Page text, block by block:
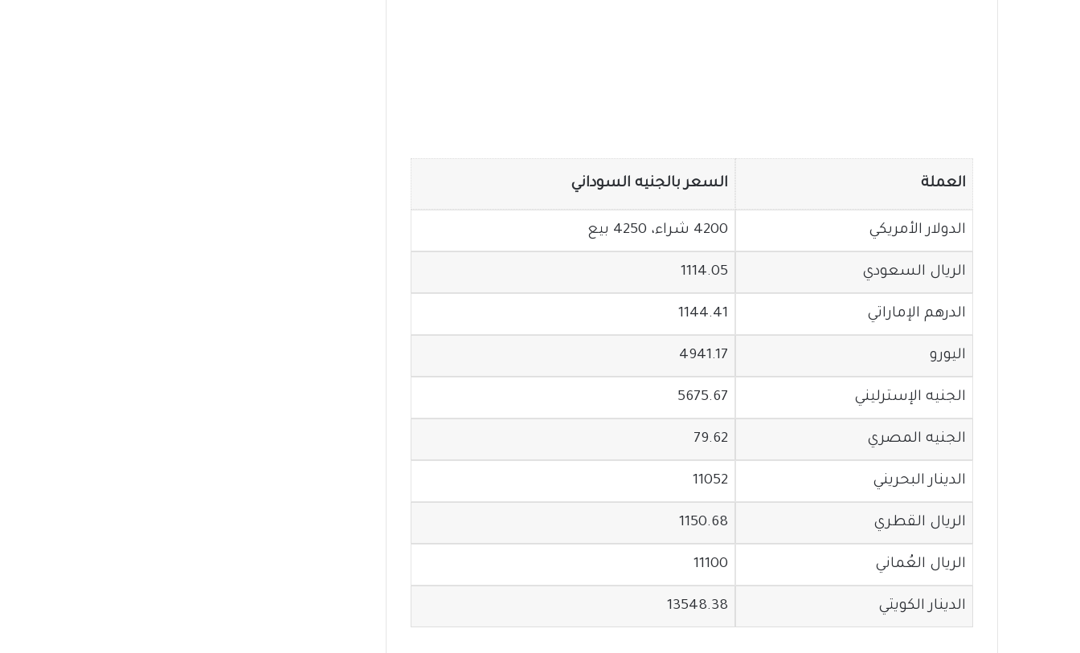
العملة السعر بالجنيه السوداني
الدولار الأمريكي 4200 شراء، 4250 بيع
الريال السعودي 1114.05
الدرهم الإماراتي 1144.41
اليورو 4941.17
الجنيه الإسترليني 5675.67
الجنيه المصري 79.62
الدينار البحريني 11052
الريال القطري 1150.68
الريال العُماني 11100
الدينار الكويتي 13548.38